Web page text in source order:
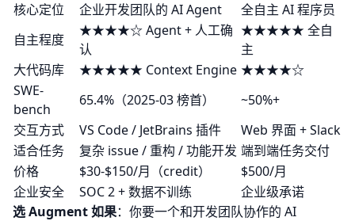
核心定位
企业开发团队的 AI Agent
全自主 AI 程序员
自主程度
★★★★☆ Agent + 人工确
认
★★★★★ 全自
主
大代码库
★★★★★ Context Engine ★★★★☆
SWE-
bench
65.4%（2025-03 榜首）
~50%+
交互方式
VS Code / JetBrains 插件
Web 界面 + Slack
适合任务
复杂 issue / 重构 / 功能开发 端到端任务交付
价格
$30-$150/月（credit）
$500/月
企业安全
SOC 2 + 数据不训练
企业级承诺
选 Augment 如果：你要一个和开发团队协作的 AI